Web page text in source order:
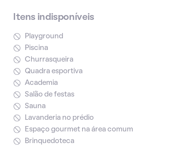
Itens indisponíveis
Playground
Piscina
Churrasqueira
Quadra esportiva
Academia
Salão de festas
Sauna
Lavanderia no prédio
Espaço gourmet na área comum
Brinquedoteca